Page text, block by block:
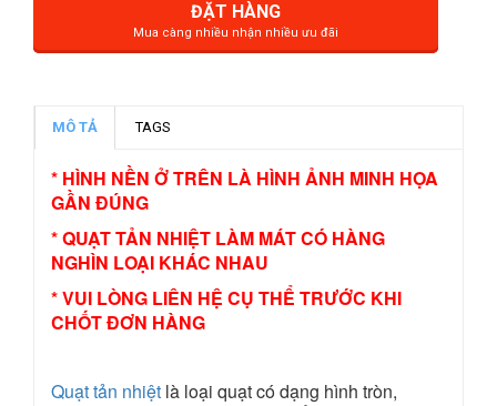
ĐẶT HÀNG
Mua càng nhiều nhận nhiều ưu đãi
MÔ TẢ TAGS
* HÌNH NỀN Ở TRÊN LÀ HÌNH ẢNH MINH HỌA
GẦN ĐÚNG
* QUẠT TẢN NHIỆT LÀM MÁT CÓ HÀNG
NGHÌN LOẠI KHÁC NHAU
* VUI LÒNG LIÊN HỆ CỤ THỂ TRƯỚC KHI
CHỐT ĐƠN HÀNG
Quạt tản nhiệt là loại quạt có dạng hình tròn,